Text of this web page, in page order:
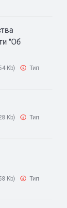
"Об
Kb)
Тип
Kb)
Тип
Kb)
Тип